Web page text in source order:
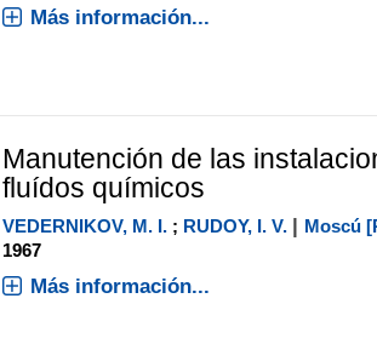
Más información...
Manutención de las
fluídos químicos
VEDERNIKOV, M. I.; RUDOY, I. V. | Moscú
1967
Más información...